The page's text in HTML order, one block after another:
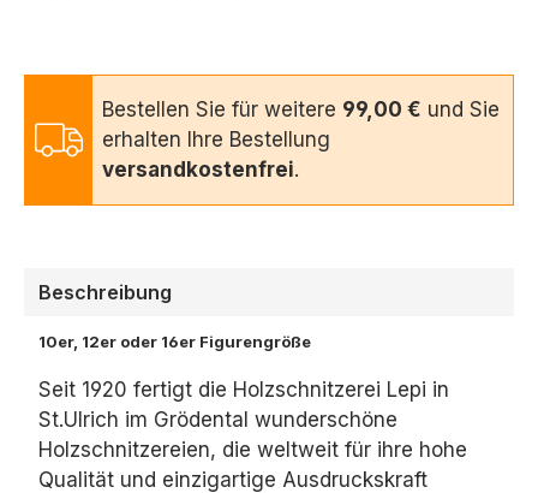
Bestellen Sie für weitere 99,00 € und Sie
erhalten Ihre Bestellung
versandkostenfrei.
Beschreibung
10er, 12er oder 16er Figurengröße
Seit 1920 fertigt die Holzschnitzerei Lepi in
St.Ulrich im Grödental wunderschöne
Holzschnitzereien, die weltweit für ihre hohe
Qualität und einzigartige Ausdruckskraft